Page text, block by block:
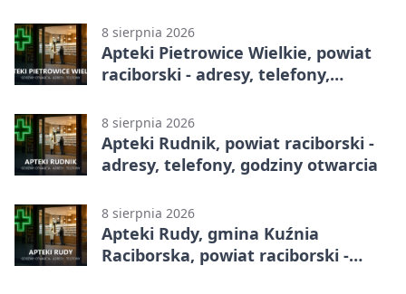
8 sierpnia 2026
Apteki Pietrowice Wielkie, powiat
raciborski - adresy, telefony,
8 sierpnia 2026
Apteki Rudnik, powiat raciborski -
adresy, telefony, godziny otwarcia
8 sierpnia 2026
Apteki Rudy, gmina Kuźnia
Raciborska, powiat raciborski -